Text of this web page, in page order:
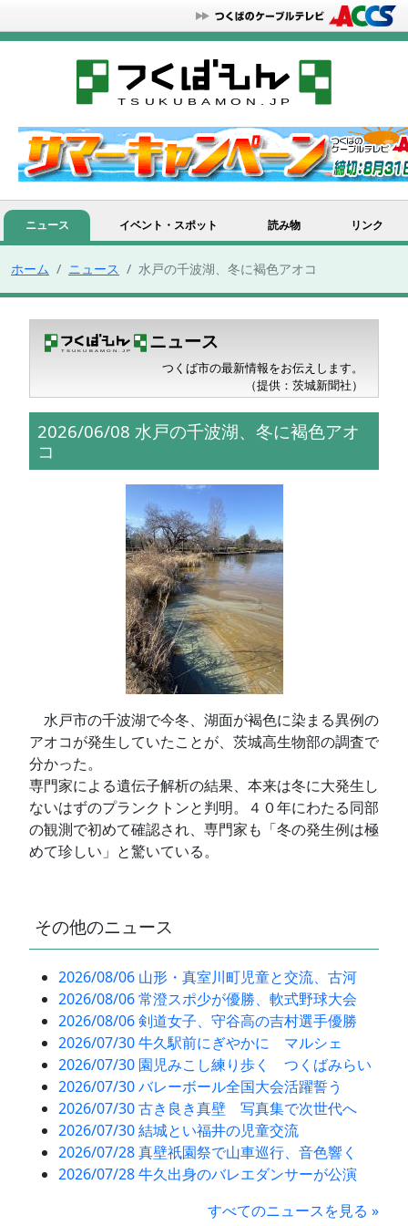
ニュース イベント・スポット 読み物 リンク
ホーム ニュース 水戸の千波湖、冬に褐色アオコ
ニュース
つくば市の最新情報をお伝えします。
（提供：茨城新聞社）
2026/06/08 水戸の千波湖、冬に褐色アオ
コ
水戸市の千波湖で今冬、湖面が褐色に染まる異例の
アオコが発生していたことが、茨城高生物部の調査で
分かった。
専門家による遺伝子解析の結果、本来は冬に大発生し
ないはずのプランクトンと判明。４０年にわたる同部
の観測で初めて確認され、専門家も「冬の発生例は極
めて珍しい」と驚いている。
その他のニュース
2026/08/06 山形・真室川町児童と交流、古河
2026/08/06 常澄スポ少が優勝、軟式野球大会
2026/08/06 剣道女子、守谷高の吉村選手優勝
2026/07/30 牛久駅前にぎやかに マルシェ
2026/07/30 園児みこし練り歩く つくばみらい
2026/07/30 バレーボール全国大会活躍誓う
2026/07/30 古き良き真壁 写真集で次世代へ
2026/07/30 結城とい福井の児童交流
2026/07/28 真壁祇園祭で山車巡行、音色響く
2026/07/28 牛久出身のバレエダンサーが公演
すべてのニュースを見る »